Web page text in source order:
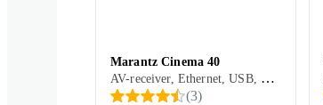
Marantz Cinema 40
AV-receiver, Ethernet, USB, HDMI, 3.5 mm-indgang, RCA-indgang, RCA-udgang, Koaksialindgang, Optisk indgang, Phono-indgang, Pre-out, 11, Spotify Connect, Tidal, Deezer, TuneIn, Apple AirPlay 2, Amazon Music, DLNA, Bluetooth, Understøttelse af internetradio, Fjernbetjening, Indbygget Wi-Fi, Appstyring, Multizone (lyd/video flere rum), Bi-amping
(3)